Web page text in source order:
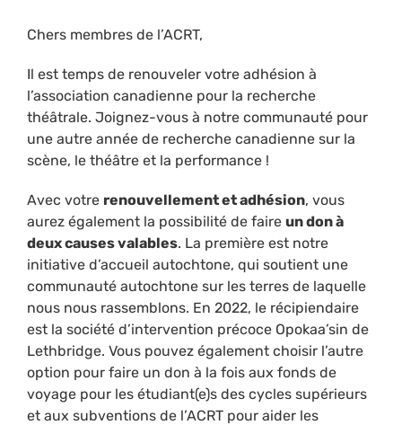
Chers membres de l’ACRT,
Il est temps de renouveler votre adhésion à
l’association canadienne pour la recherche
théâtrale. Joignez-vous à notre communauté pour
une autre année de recherche canadienne sur la
scène, le théâtre et la performance !
Avec votre renouvellement et adhésion, vous
aurez également la possibilité de faire un don à
deux causes valables. La première est notre
initiative d’accueil autochtone, qui soutient une
communauté autochtone sur les terres de laquelle
nous nous rassemblons. En 2022, le récipiendaire
est la société d’intervention précoce Opokaa’sin de
Lethbridge. Vous pouvez également choisir l’autre
option pour faire un don à la fois aux fonds de
voyage pour les étudiant(e)s des cycles supérieurs
et aux subventions de l’ACRT pour aider les